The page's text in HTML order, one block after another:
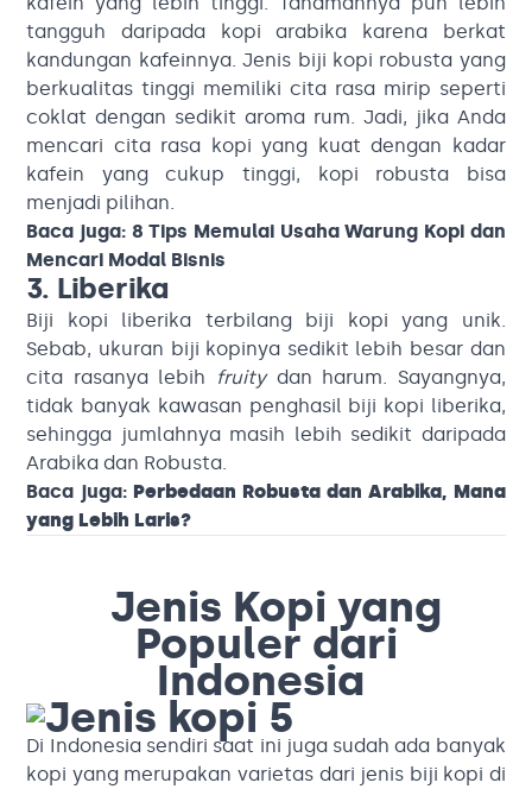
tangguh daripada kopi arabika karena berkat
kandungan kafeinnya. Jenis biji kopi robusta yang
berkualitas tinggi memiliki cita rasa mirip seperti
coklat dengan sedikit aroma rum. Jadi, jika Anda
mencari cita rasa kopi yang kuat dengan kadar
kafein yang cukup tinggi, kopi robusta bisa
menjadi pilihan.
Baca juga: 8 Tips Memulai Usaha Warung Kopi dan
Mencari Modal Bisnis
3. Liberika
Biji kopi liberika terbilang biji kopi yang unik.
Sebab, ukuran biji kopinya sedikit lebih besar dan
cita rasanya lebih
fruitydan harum. Sayangnya,
tidak banyak kawasan penghasil biji kopi liberika,
sehingga jumlahnya masih lebih sedikit daripada
Arabika dan Robusta.
Baca juga: Perbedaan Robusta dan Arabika, Mana
yang Lebih Laris?
Jenis Kopi yang
Populer dari
Indonesia
Di Indonesia sendiri saat ini juga sudah ada banyak
kopi yang merupakan varietas dari jenis biji kopi di